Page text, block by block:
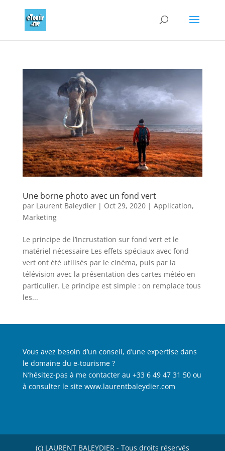
Une borne photo avec un fond vert
par Laurent Baleydier| Oct 29, 2020| Application,
Marketing
Le principe de l’incrustation sur fond vert et le
matériel nécessaire Les effets spéciaux avec fond
vert ont été utilisés par le cinéma, puis par la
télévision avec la présentation des cartes météo en
particulier. Le principe est simple : on remplace tous
les...
Vous avez besoin d’un conseil, d’une expertise dans
le domaine du e-tourisme ?
N’hésitez-pas à me contacter au +33 6 49 47 31 50 ou
à consulter le site www.laurentbaleydier.com
(c) LAURENT BALEYDIER - Tous droits réservés